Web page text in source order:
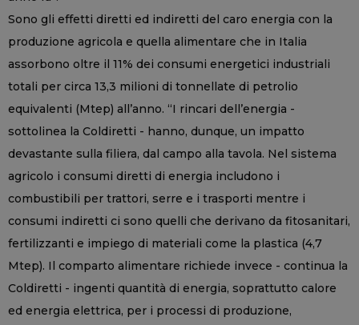
Sono gli effetti diretti ed indiretti del caro energia con la
produzione agricola e quella alimentare che in Italia
assorbono oltre il 11% dei consumi energetici industriali
totali per circa 13,3 milioni di tonnellate di petrolio
equivalenti (Mtep) all’anno. “I rincari dell’energia -
sottolinea la Coldiretti - hanno, dunque, un impatto
devastante sulla filiera, dal campo alla tavola. Nel sistema
agricolo i consumi diretti di energia includono i
combustibili per trattori, serre e i trasporti mentre i
consumi indiretti ci sono quelli che derivano da fitosanitari,
fertilizzanti e impiego di materiali come la plastica (4,7
Mtep). Il comparto alimentare richiede invece - continua la
Coldiretti - ingenti quantità di energia, soprattutto calore
ed energia elettrica, per i processi di produzione,